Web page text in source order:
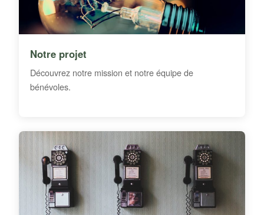
Notre projet
Découvrez notre mission et notre équipe de
bénévoles.